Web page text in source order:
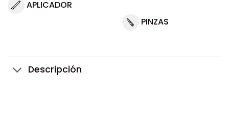
APLICADOR
PINZAS
Descripción